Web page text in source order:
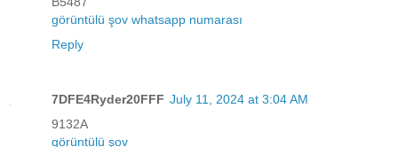
görüntülü şov whatsapp numarası
Reply
7DFE4Ryder20FFF July 11, 2024 at 3:04 AM
9132A
görüntülü şov